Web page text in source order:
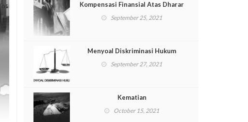
Kompensasi Finansial Atas Dharar
September 25, 2021
Menyoal Diskriminasi Hukum
September 27, 2021
Kematian
October 15, 2021